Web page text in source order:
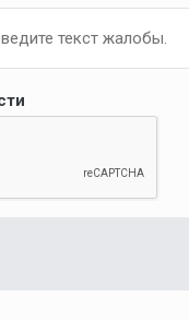
текст жалобы.